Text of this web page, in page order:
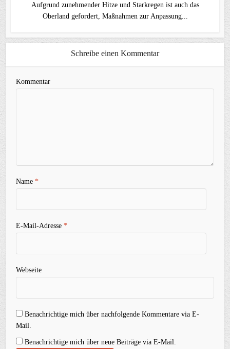
Aufgrund zunehmender Hitze und Starkregen ist auch das
Oberland gefordert, Maßnahmen zur Anpassung...
Schreibe einen Kommentar
Kommentar
Name*
E-Mail-Adresse*
Webseite
Benachrichtige mich über nachfolgende Kommentare via E-
Mail.
Benachrichtige mich über neue Beiträge via E-Mail.